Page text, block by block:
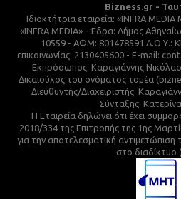
Bizness.gr -
Ιδιοκτήτρια εταιρεία: «INFRA MEDIA
«INFRA MEDIA» - Έδρα: Δήμος
10559 - ΑΦΜ: 801478591 Δ.Ο.Υ.:
επικοινωνίας: 2130405600 - E-mail:
Εκπρόσωπος: Καραγιάννης
Δικαιούχος του ονόματος τομέα
Διευθυντής/Διαχειριστής:
Σύνταξης:
Η Εταιρεία δηλώνει ότι έχει
2018/334 της Επιτροπής της 1ης
για την αποτελεσματική
στο διαδίκτυο